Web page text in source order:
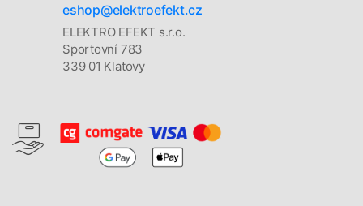
eshop@elektroefekt.cz
ELEKTRO EFEKT s.r.o.
Sportovní 783
339 01 Klatovy